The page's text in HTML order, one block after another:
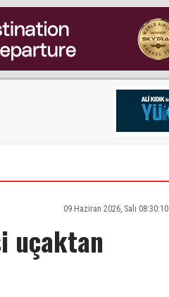
09 Haziran 2026, Salı 08:30:10
uçaktan